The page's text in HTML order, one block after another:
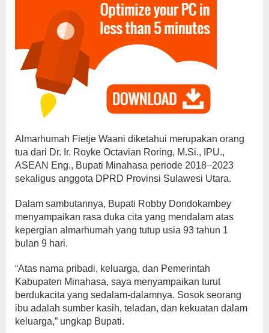
Almarhumah Fietje Waani diketahui merupakan orang
tua dari Dr. Ir. Royke Octavian Roring, M.Si., IPU.,
ASEAN Eng., Bupati Minahasa periode 2018–2023
sekaligus anggota DPRD Provinsi Sulawesi Utara.
Dalam sambutannya, Bupati Robby Dondokambey
menyampaikan rasa duka cita yang mendalam atas
kepergian almarhumah yang tutup usia 93 tahun 1
bulan 9 hari.
“Atas nama pribadi, keluarga, dan Pemerintah
Kabupaten Minahasa, saya menyampaikan turut
berdukacita yang sedalam-dalamnya. Sosok seorang
ibu adalah sumber kasih, teladan, dan kekuatan dalam
keluarga,” ungkap Bupati.